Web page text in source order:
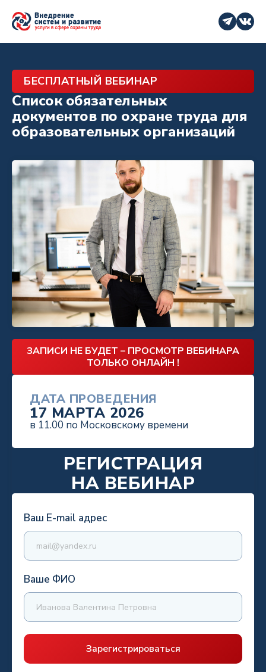
БЕСПЛАТНЫЙ ВЕБИНАР
Список обязательных
документов по охране труда для
образовательных организаций
ЗАПИСИ НЕ БУДЕТ – ПРОСМОТР ВЕБИНАРА
ТОЛЬКО ОНЛАЙН !
ДАТА ПРОВЕДЕНИЯ
17 МАРТА 2026
в 11.00 по Московскому времени
РЕГИСТРАЦИЯ
НА ВЕБИНАР
Ваш E-mail адрес
Ваше ФИО
Зарегистрироваться